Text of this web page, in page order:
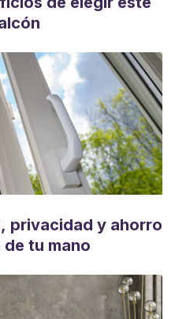
privacidad y ahorro
tu mano